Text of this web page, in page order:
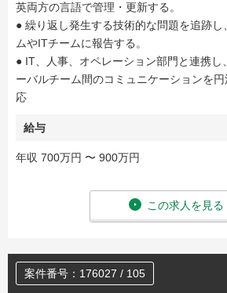
英両方の言語で管理・更新する。
● 繰り返し発生する技術的な問題を追跡
ムやITチームに報告する。
● IT、人事、オペレーション部門と連携し
ーバルチーム間のコミュニケーションを円
応
給与
年収 700万円 〜 900万円
この求人を見る
案件番号：176027 / 105